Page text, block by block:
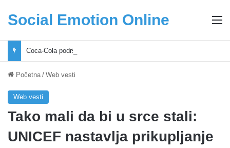
Social Emotion Online
Početna / Web vesti
Web vesti
Tako mali da bi u srce stali:
UNICEF nastavlja prikupljanje